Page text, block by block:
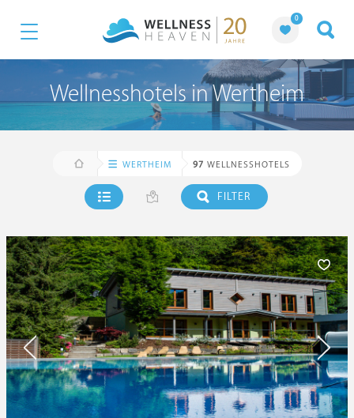
0
Wellnesshotels in Wertheim
WERTHEIM 97 WELLNESSHOTELS
FILTER